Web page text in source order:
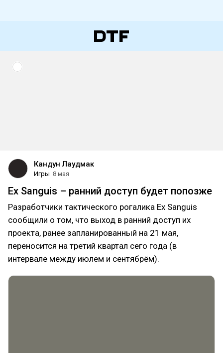
Кандун Лаудмак
Игры 8 мая
Ex Sanguis – ранний доступ будет попозже
Разработчики тактического рогалика Ex Sanguis
сообщили о том, что выход в ранний доступ их
проекта, ранее запланированный на 21 мая,
переносится на третий квартал сего года (в
интервале между июлем и сентябрём).